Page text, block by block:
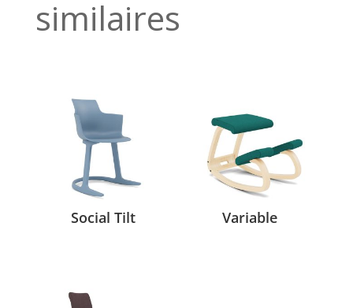
similaires
Social Tilt Variable